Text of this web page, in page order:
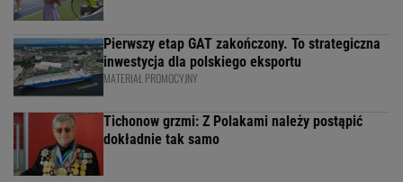
Pierwszy etap GAT zakończony. To strategiczna
inwestycja dla polskiego eksportu
MATERIAŁ PROMOCYJNY
Tichonow grzmi: Z Polakami należy postąpić
dokładnie tak samo